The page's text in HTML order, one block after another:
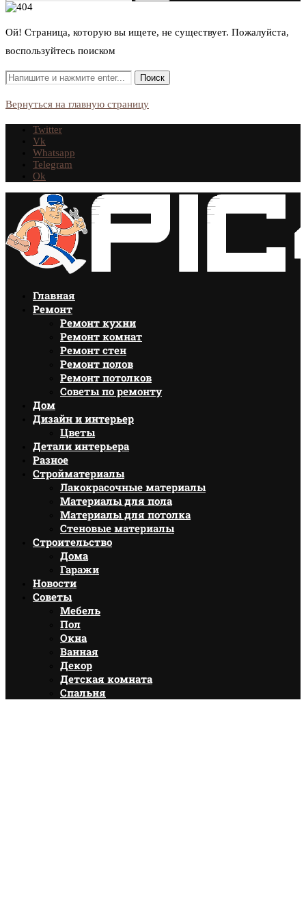
Ой! Страница, которую вы ищете, не существует. Пожалуйста,
воспользуйтесь поиском
Вернуться на главную страницу
Twitter
Vk
Whatsapp
Telegram
Ok
Главная
Ремонт
Ремонт кухни
Ремонт комнат
Ремонт стен
Ремонт полов
Ремонт потолков
Советы по ремонту
Дом
Дизайн и интерьер
Цветы
Детали интерьера
Разное
Стройматериалы
Лакокрасочные материалы
Материалы для пола
Материалы для потолка
Стеновые материалы
Строительство
Дома
Гаражи
Новости
Советы
Мебель
Пол
Окна
Ванная
Декор
Детская комната
Спальня